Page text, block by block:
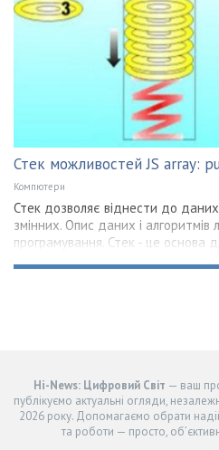
Стек можливостей JS array:
Компютери
Стек дозволяє віднести до даних
змінних. Опис даних і алгоритмів
програмування. Стек - це основа
Hi-News: Цифровий Світ — ваш
публікуємо актуальні огляди,
2026 року. Допомагаємо обрати
та роботи — просто,